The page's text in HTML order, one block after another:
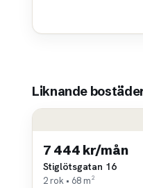
Liknande
7 444 kr/mån
Stiglötsgatan 16
2 rok • 68 m²